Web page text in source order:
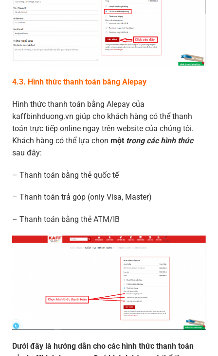
4.3. Hình thức thanh toán bằng Alepay
Hình thức thanh toán bằng Alepay của
kaffbinhduong.vn giúp cho khách hàng có thể thanh
toán trực tiếp online ngay trên website của chúng tôi.
Khách hàng có thể lựa chọn một trong các hình thức
sau đây:
– Thanh toán bằng thẻ quốc tế
– Thanh toán trả góp (only Visa, Master)
– Thanh toán bằng thẻ ATM/IB
Dưới đây là hướng dẫn cho các hình thức thanh toán